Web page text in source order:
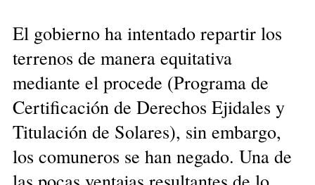
El gobierno ha intentado repartir los
terrenos de manera equitativa
mediante el procede (Programa de
Certificación de Derechos Ejidales y
Titulación de Solares), sin embargo,
los comuneros se han negado. Una de